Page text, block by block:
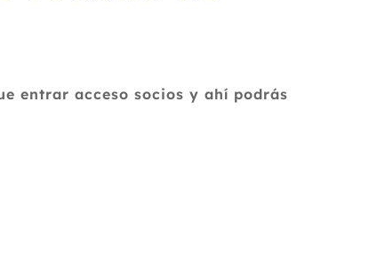
entrar acceso socios y ahí podrás